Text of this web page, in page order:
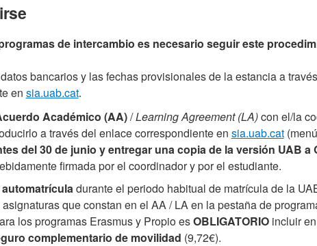
de intercambio es necesario seguir este
bancarios y las fechas provisionales de la estancia a
en sia.uab.cat.
Académico (AA)/Learning Agreement (LA)con el/la
a través del enlace correspondiente en sia.uab.cat
del 30 de junio y entregar una copia de la versión UAB a
firmada por el coordinador y por el estudiante.
automatrículadurante el periodo habitual de matrícula de la
que constan en el AA / LA en la pestaña de
los programas Erasmus y Propio esOBLIGATORIO incluir
complementario de movilidad (9,72€).